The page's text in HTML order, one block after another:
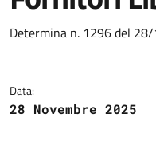
Dettagli del
Determina n. 1296 del
Data:
28 Novembre 2025